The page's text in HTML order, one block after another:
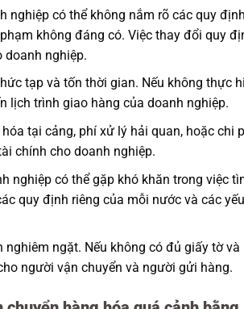
nghiệp có thể không nắm rõ các quy định
không đáng có. Việc thay đổi quy
doanh nghiệp.
tạp và tốn thời gian. Nếu không thực
lịch trình giao hàng của doanh nghiệp.
tại cảng, phí xử lý hải quan, hoặc chi
chính cho doanh nghiệp.
nghiệp có thể gặp khó khăn trong việc
quy định riêng của mỗi nước và các
ngặt. Nếu không có đủ giấy tờ và
người vận chuyển và người gửi hàng.